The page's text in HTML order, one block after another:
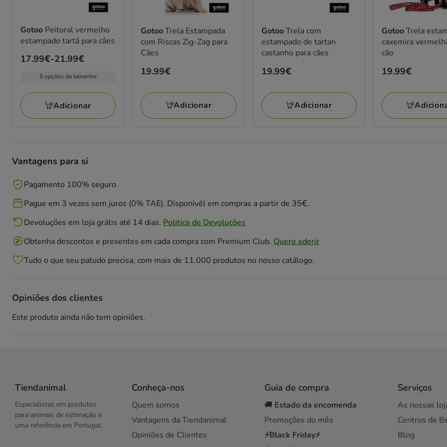
Gotoo Peitoral vermelho
estampado tartã para cães
Preço
a
21.99€
17.99€-21.99€
5 opções de tamanho
Adicionar
GotooTrela Estampada
com Riscas Zig-Zag para
Cães
Preço
19.99€
Adicionar
GotooTrela com
estampado de tartan
castanho para cães
Preço
19.99€
Adicionar
GotooTrela
caxemira vermelha
cão
Preço
19.99€
Vantagens para si
Pagamento 100% seguro.
Pague em 3 vezes sem juros (0% TAE). Disponivél em compras a partir de 35€.
Devoluções em loja grátis até 14 dias. Politica de Devoluções
Obtenha descontos e presentes em cada compra com Premium Club. Quero aderir
Tudo o que seu patudo precisa, com mais de 11.000 produtos no nosso catálogo.
Opiniões dos clientes
Este produto ainda não tem opiniões.
Tiendanimal
Especialistas em produtos
para animais de estimação e
uma referência em Portugal.
Conheça-nos
Quem somos
Vantagens da Tiendanimal
Opiniões de Clientes
Guia de compra
🚚 Estado da encomenda
Promoções do mês
⚡Black Friday⚡
Serviços
As nossas
Centros de
Blog